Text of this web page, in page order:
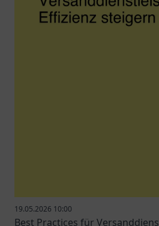
19.05.2026 10:00
Best Practices für